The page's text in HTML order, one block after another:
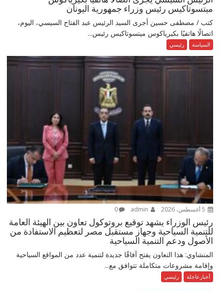
ميتسوتاكيس رئيس وزراء جمهورية اليونان
كتب / مصطفى حسين أجرى السيد الرئيس عبد الفتاح السيسي، اليوم،
اتصالًا هاتفيًا بكيرياكوس ميتسوتاكيس رئيس...
السياسة رئيسي
0
رئيس الوزراء يشهد توقيع بروتوكول تعاون بين الهيئة العامة
للتنمية السياحية وجهاز مستقبل مصر لتعظيم الاستفادة من
الأصول ودعم التنمية السياحية
المنشاوي: هذا التعاون يفتح آفاقًا جديدة لتنمية عدد من المواقع السياحية
وإقامة مشروعات متكاملة تتوافق مع...
أخبارعاجلة رئيسي